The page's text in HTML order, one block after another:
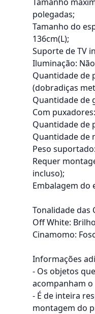
polegadas;
Tamanho do
136cm(L);
Suporte de TV
Iluminação:
Quantidade de
(dobradiças
Quantidade de
Com
Quantidade de
Quantidade de
Peso
Requer
incluso);
Embalagem do
Tonalidade das
Off White:
Cinamomo:
Informações
- Os objetos
acompanham
- É de inteira
montagem do